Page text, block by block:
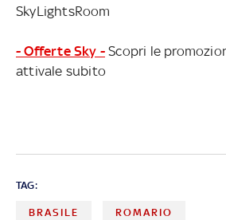
SkyLightsRoom
- Offerte Sky - Scopri le
attivale subito
TAG:
BRASILE ROMARIO